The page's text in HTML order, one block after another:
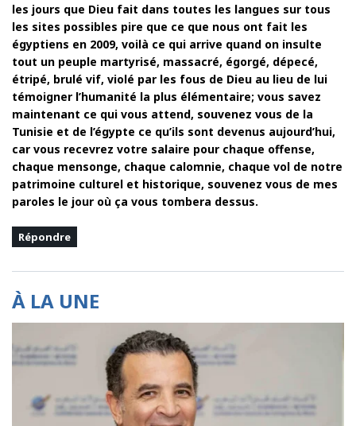
les jours que Dieu fait dans toutes les langues sur tous
les sites possibles pire que ce que nous ont fait les
égyptiens en 2009, voilà ce qui arrive quand on insulte
tout un peuple martyrisé, massacré, égorgé, dépecé,
étripé, brulé vif, violé par les fous de Dieu au lieu de lui
témoigner l’humanité la plus élémentaire; vous savez
maintenant ce qui vous attend, souvenez vous de la
Tunisie et de l’égypte ce qu’ils sont devenus aujourd’hui,
car vous recevrez votre salaire pour chaque offense,
chaque mensonge, chaque calomnie, chaque vol de notre
patrimoine culturel et historique, souvenez vous de mes
paroles le jour où ça vous tombera dessus.
Répondre
À LA UNE